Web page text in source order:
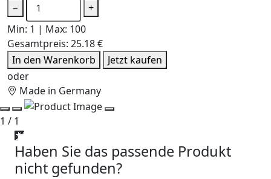
−
+
Min: 1 | Max: 100
Gesamtpreis: 25.18 €
In den Warenkorb
Jetzt kaufen
oder
Made in Germany
1 / 1
Haben Sie das passende Produkt
nicht gefunden?